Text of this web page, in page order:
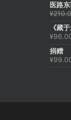
医路
¥
《藏
¥
捐赠
¥